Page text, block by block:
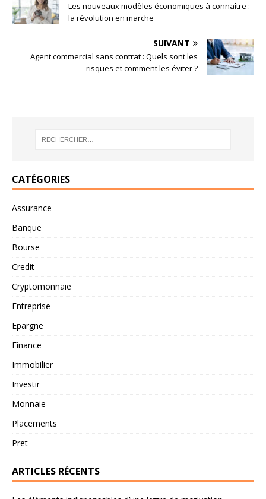
Les nouveaux modèles économiques à connaître :
la révolution en marche
SUIVANT
Agent commercial sans contrat : Quels sont les
risques et comment les éviter ?
CATÉGORIES
Assurance
Banque
Bourse
Credit
Cryptomonnaie
Entreprise
Epargne
Finance
Immobilier
Investir
Monnaie
Placements
Pret
ARTICLES RÉCENTS